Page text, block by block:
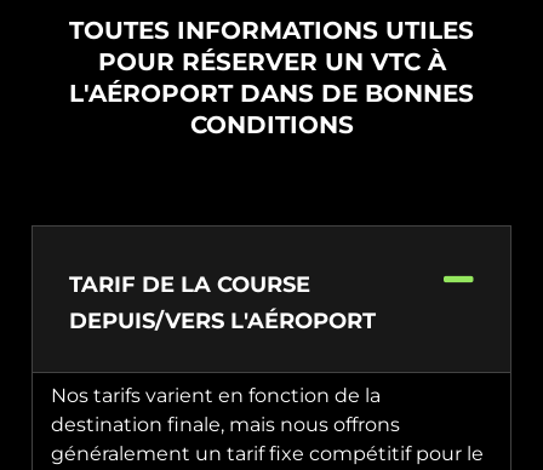
TOUTES INFORMATIONS UTILES
POUR RÉSERVER UN VTC À
L'AÉROPORT DANS DE BONNES
CONDITIONS
TARIF DE LA COURSE
DEPUIS/VERS L'AÉROPORT
Nos tarifs varient en fonction de la
destination finale, mais nous offrons
généralement un tarif fixe compétitif pour le